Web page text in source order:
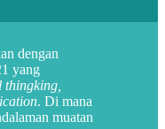
dengan
yang
. Di mana
muatan